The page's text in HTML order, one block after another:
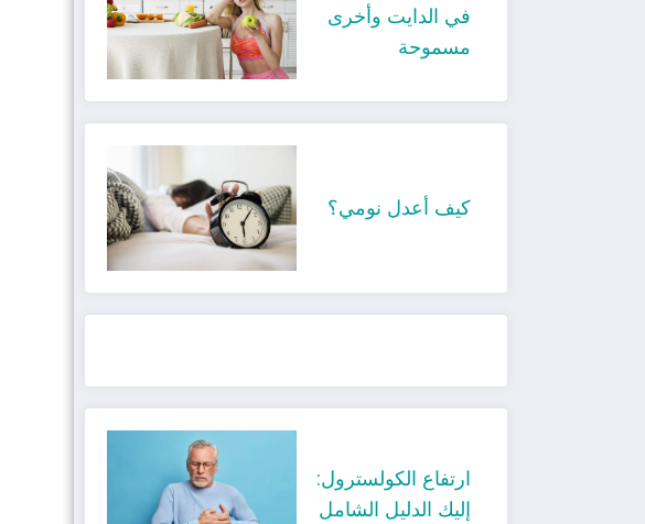
في الدايت وأخرى
مسموحة
كيف أعدل نومي؟
ارتفاع الكولسترول:
إليك الدليل الشامل